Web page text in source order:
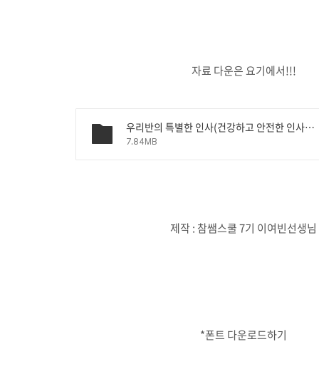
자료 다운은 요기에서!!!
우리반의 특별한 인사(건강하고 안전한 인사법) - 7기 이여빈.pptx
7.84MB
제작 : 참쌤스쿨 7기 이여빈선생님
*폰트 다운로드하기